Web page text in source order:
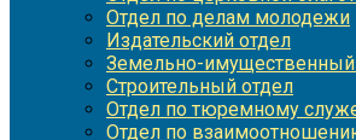
Отдел по делам молодежи
Издательский отдел
Земельно-имущественный
Строительный отдел
Отдел по тюремному
Отдел по